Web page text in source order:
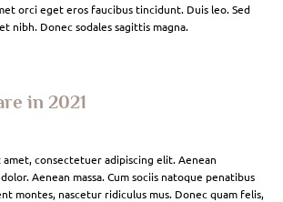
orci eget eros faucibus tincidunt. Duis leo. Sed
nibh. Donec sodales sagittis magna.
in 2021
amet, consectetuer adipiscing elit. Aenean
Aenean massa. Cum sociis natoque penatibus
montes, nascetur ridiculus mus. Donec quam felis,